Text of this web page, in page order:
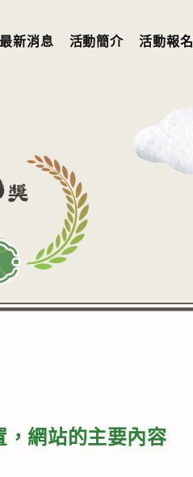
最新消息 活動簡介 活動報名
，網站的主要內容